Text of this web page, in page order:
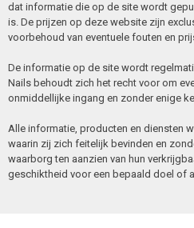
dat informatie die op de site wordt
is. De prijzen op deze website zijn
voorbehoud van eventuele fouten en
De informatie op de site wordt
Nails behoudt zich het recht voor om
onmiddellijke ingang en zonder enige
Alle informatie, producten en diensten
waarin zij zich feitelijk bevinden en
waarborg ten aanzien van hun
geschiktheid voor een bepaald doel of